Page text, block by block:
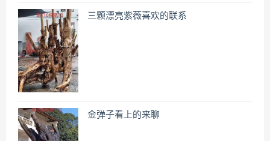
三颗漂亮紫薇喜欢的联系
金弹子看上的来聊